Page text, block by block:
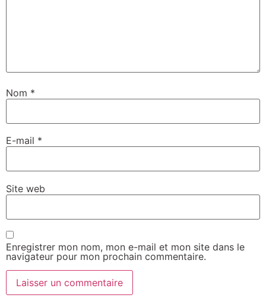
Nom *
E-mail *
Site web
Enregistrer mon nom, mon e-mail et mon site dans le
navigateur pour mon prochain commentaire.